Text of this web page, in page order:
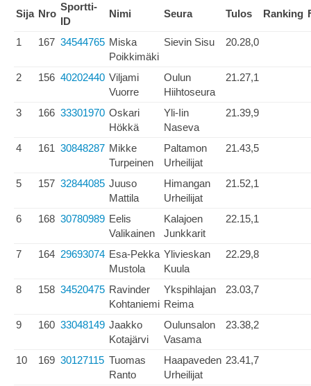
Sija Nro
Sportti-
ID
Nimi Seura Tulos Ranking
1 167 34544765 Miska
Poikkimäki
Sievin Sisu 20.28,0
2 156 40202440 Viljami
Vuorre
Oulun
Hiihtoseura
21.27,1
3 166 33301970 Oskari
Hökkä
Yli-Iin
Naseva
21.39,9
4 161 30848287 Mikke
Turpeinen
Paltamon
Urheilijat
21.43,5
5 157 32844085 Juuso
Mattila
Himangan
Urheilijat
21.52,1
6 168 30780989 Eelis
Valikainen
Kalajoen
Junkkarit
22.15,1
7 164 29693074 Esa-Pekka
Mustola
Ylivieskan
Kuula
22.29,8
8 158 34520475 Ravinder
Kohtaniemi
Ykspihlajan
Reima
23.03,7
9 160 33048149 Jaakko
Kotajärvi
Oulunsalon
Vasama
23.38,2
10 169 30127115 Tuomas
Ranto
Haapaveden
Urheilijat
23.41,7